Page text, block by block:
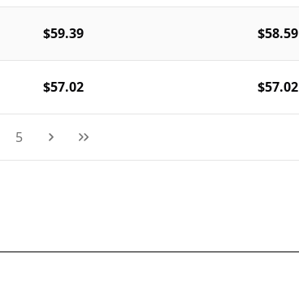
$59.39 $58.59
$57.02 $57.02
5